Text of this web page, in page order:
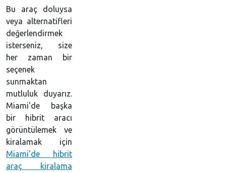
Bu araç doluysa
veya alternatifleri
değerlendirmek
isterseniz, size
her zaman bir
seçenek
sunmaktan
mutluluk duyarız.
Miami'de başka
bir hibrit aracı
görüntülemek ve
kiralamak için
Miami'de hibrit
araç kiralama